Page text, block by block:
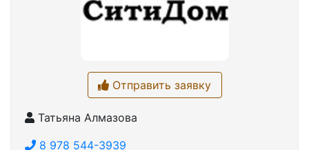
Отправить заявку
Татьяна Алмазова
8 978 544-3939